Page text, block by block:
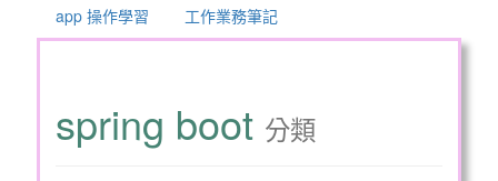
app 操作學習
工作業務筆記
spring boot 分類